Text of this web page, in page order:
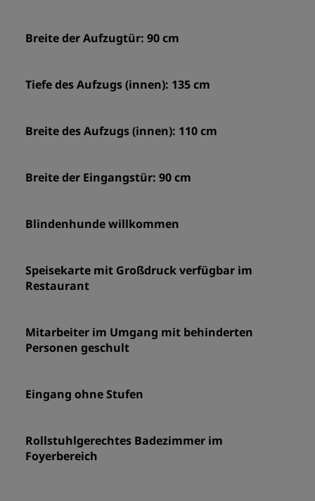
Breite der Aufzugtür: 90 cm
Tiefe des Aufzugs (innen): 135 cm
Breite des Aufzugs (innen): 110 cm
Breite der Eingangstür: 90 cm
Blindenhunde willkommen
Speisekarte mit Großdruck verfügbar im
Restaurant
Mitarbeiter im Umgang mit behinderten
Personen geschult
Eingang ohne Stufen
Rollstuhlgerechtes Badezimmer im
Foyerbereich